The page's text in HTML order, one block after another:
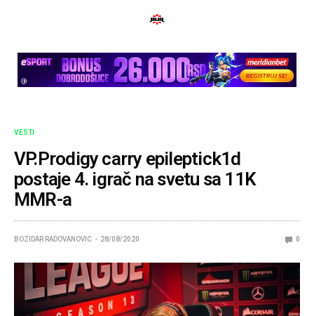
VESTI
VP.Prodigy carry epileptick1d
postaje 4. igrač na svetu sa 11K
MMR-a
BOZIDAR RADOVANOVIC 28/08/2020 0